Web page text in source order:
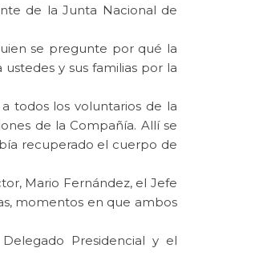
de la Junta Nacional de
se pregunte por qué la
y sus familias por la
todos los voluntarios de la
de la Compañía. Allí se
recuperado el cuerpo de
Mario Fernández, el Jefe
momentos en que ambos
Presidencial y el